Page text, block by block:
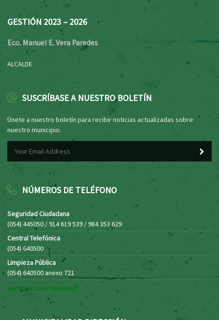
GESTIÓN 2023 – 2026
Eco. Manuel E. Vera Paredes
ALCALDE
SUSCRÍBASE A NUESTRO BOLETÍN
Únete a nuestro boletín para recibir noticias actualizadas sobre
nuestro municipio.
NÚMEROS DE TELÉFONO
Seguridad Ciudadana
(054) 445050 / 914 619 539 / 984 353 629
Central Telefónica
(054) 640500
Limpieza Pública
(054) 640500 anexo 721
Ver directorio municipal